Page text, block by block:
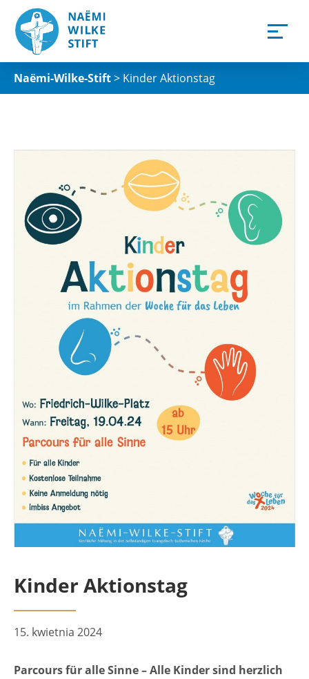
Naëmi-Wilke-Stift> Kinder Aktionstag
Kinder Aktionstag
15. kwietnia 2024
Parcours für alle Sinne – Alle Kinder sind herzlich